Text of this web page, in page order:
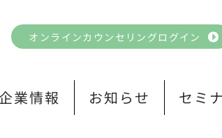
オンラインカウンセリングログイン
企業情報 お知らせ セミ